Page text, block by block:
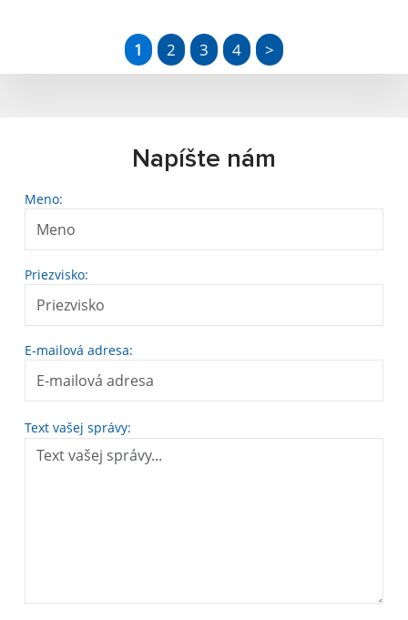
1 2 3 4 >
Napíšte nám
Meno:
Priezvisko:
E-mailová adresa:
Text vašej správy: